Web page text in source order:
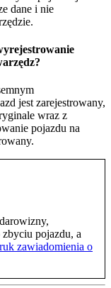
dane i nie
jest zarejestrowany,
wraz z
pojazdu na
pojazdu, a
zawiadomienia o